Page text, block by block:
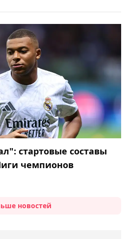
стартовые составы
чемпионов
новостей